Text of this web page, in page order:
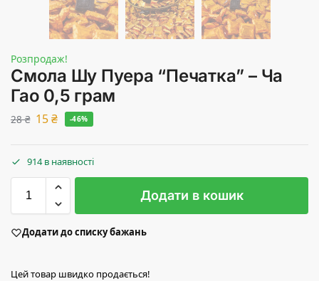
Розпродаж!
Смола Шу Пуера “Печатка” – Ча
Гао 0,5 грам
28₴ 15₴ -46%
914 в наявності
Додати в кошик
Додати до списку бажань
Цей товар швидко продається!